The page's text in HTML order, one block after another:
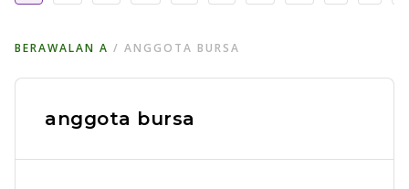
BERAWALAN A / ANGGOTA BURSA
anggota bursa